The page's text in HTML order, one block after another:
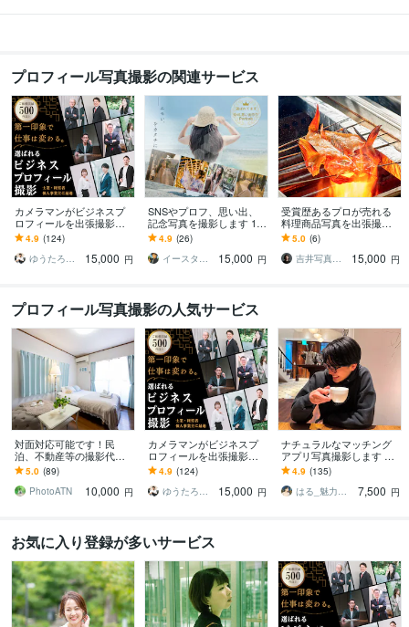
プロフィール写真撮影の関連サービス
カメラマンがビジネスプ
ロフィールを出張撮影し
ます 第一印象を変えて、
クライアントから選ばれ
る写真をご提案
4.9 (124)
ゆうたろう｜選ばれる顔を仕立てる専門家
15,000 円
SNSやプロフ、思い出、
記念写真を撮影します 1日
１組限定！SNSや記念⭐︎あ
なたの魅力を引き出しま
す⭐︎
4.9 (26)
イースタ 東京フォトグラファー
15,000 円
受賞歴あるプロが売れる
料理商品写真を出張撮影
します 年間200件超の撮
影実績。売上に直結する
高品質な一枚を届け!
5.0 (6)
吉井写真事務所
15,000 円
プロフィール写真撮影の人気サービス
対面対応可能です！民
泊、不動産等の撮影代行
致します 超広角レンズ使
用＆全画像データ納品
5.0 (89)
PhotoATN
10,000 円
カメラマンがビジネスプ
ロフィールを出張撮影し
ます 第一印象を変えて、
クライアントから選ばれ
る写真をご提案
4.9 (124)
ゆうたろう｜選ばれる顔を仕立てる専門家
15,000 円
ナチュラルなマッチング
アプリ写真撮影します あ
なたとつくる究極のフォ
トグラファー
4.9 (135)
はる_魅力引き出すカメラマン
7,500 円
お気に入り登録が多いサービス